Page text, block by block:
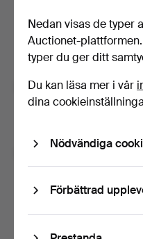
Med bl.a.
nyheter. Om du ångrar dig
prenumerationen.
Prenumerera på
Med bl.a. experttips, utvalda
Jag är över 18 år och
användarvillkoren,
har tagit del av
Nedan visas de typer
Auctionet-
typer du ger ditt
Du kan läsa mer i vår
dina
Nödvändiga
Förbättrad